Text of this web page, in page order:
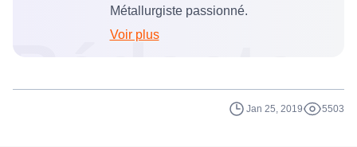
Métallurgiste passionné.
Voir plus
Jan 25, 2019 5503